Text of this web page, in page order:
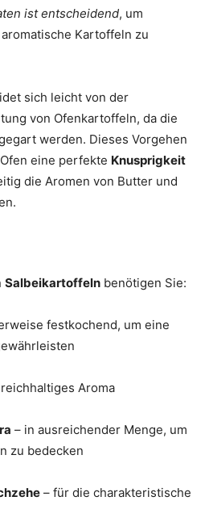
ist entscheidend, um
Kartoffeln zu
sich leicht von der
von Ofenkartoffeln, da die
werden. Dieses Vorgehen
eine perfekte Knusprigkeit
die Aromen von Butter und
Salbeikartoffeln benötigen Sie:
festkochend, um eine
Aroma
– in ausreichender Menge, um
zu bedecken
– für die charakteristische